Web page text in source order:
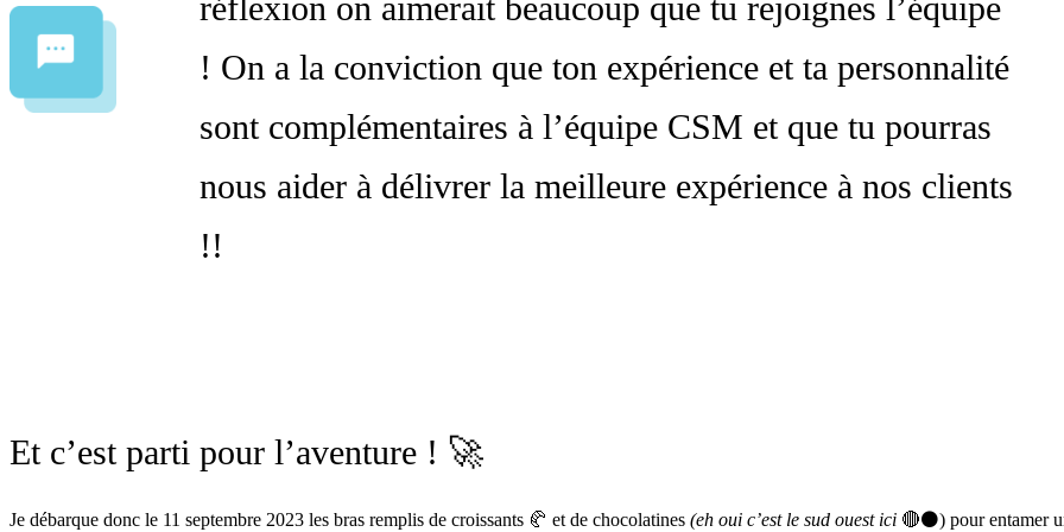
! On a la conviction que ton expérience et ta personnalité
sont complémentaires à l’équipe CSM et que tu pourras
nous aider à délivrer la meilleure expérience à nos clients
!!
Et c’est parti pour l’aventure ! 🚀
Je débarque donc le 11 septembre 2023 les bras remplis de croissants 🥐 et de chocolatines (eh oui c’est le sud ouest ici 🔴⚫️) pour entamer